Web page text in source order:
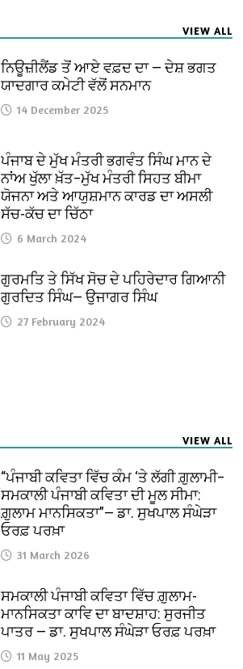
VIEW ALL
ਨਿਊਜ਼ੀਲੈਂਡ ਤੋਂ ਆਏ ਵਫ਼ਦ ਦਾ — ਦੇਸ਼ ਭਗਤ
ਯਾਦਗਾਰ ਕਮੇਟੀ ਵੱਲੋਂ ਸਨਮਾਨ
14 December 2025
ਪੰਜਾਬ ਦੇ ਮੁੱਖ ਮੰਤਰੀ ਭਗਵੰਤ ਸਿੰਘ ਮਾਨ ਦੇ
ਨਾਂਅ ਖੁੱਲਾ ਖ਼ੱਤ–ਮੁੱਖ ਮੰਤਰੀ ਸਿਹਤ ਬੀਮਾ
ਯੋਜਨਾ ਅਤੇ ਆਯੁਸ਼ਮਾਨ ਕਾਰਡ ਦਾ ਅਸਲੀ
ਸੱਚ-ਕੱਚ ਦਾ ਚਿੱਠਾ
6 March 2024
ਗੁਰਮਤਿ ਤੇ ਸਿੱਖ ਸੋਚ ਦੇ ਪਹਿਰੇਦਾਰ ਗਿਆਨੀ
ਗੁਰਦਿਤ ਸਿੰਘ— ਉਜਾਗਰ ਸਿੰਘ
27 February 2024
VIEW ALL
“ਪੰਜਾਬੀ ਕਵਿਤਾ ਵਿੱਚ ਕੰਮ ‘ਤੇ ਲੱਗੀ ਗ਼ੁਲਾਮੀ–
ਸਮਕਾਲੀ ਪੰਜਾਬੀ ਕਵਿਤਾ ਦੀ ਮੂਲ ਸੀਮਾ:
ਗ਼ੁਲਾਮ ਮਾਨਸਿਕਤਾ”— ਡਾ. ਸੁਖਪਾਲ ਸੰਘੇੜਾ
ਓਰਫ਼ ਪਰਖ਼ਾ
31 March 2026
ਸਮਕਾਲੀ ਪੰਜਾਬੀ ਕਵਿਤਾ ਵਿੱਚ ਗ਼ੁਲਾਮ-
ਮਾਨਸਿਕਤਾ ਕਾਵਿ ਦਾ ਬਾਦਸ਼ਾਹ: ਸੁਰਜੀਤ
ਪਾਤਰ — ਡਾ. ਸੁਖਪਾਲ ਸੰਘੇੜਾ ਓਰਫ਼ ਪਰਖ਼ਾ
11 May 2025